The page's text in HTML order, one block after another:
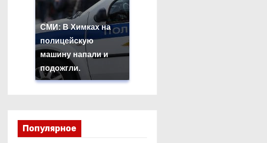
СМИ: В Химках на
полицейскую
машину напали и
подожгли.
Популярное